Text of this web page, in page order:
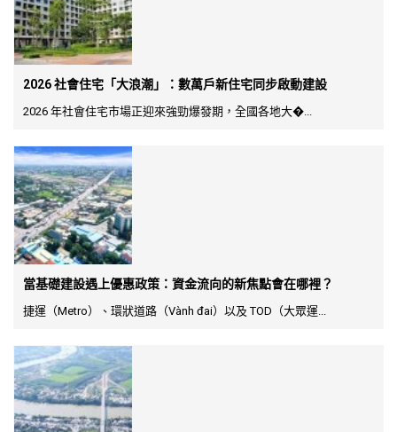
2026 社會住宅「大浪潮」：數萬戶新住宅同步啟動建設
2026 年社會住宅市場正迎來強勁爆發期，全國各地大�...
當基礎建設遇上優惠政策：資金流向的新焦點會在哪裡？
捷運（Metro）、環狀道路（Vành đai）以及 TOD（大眾運...